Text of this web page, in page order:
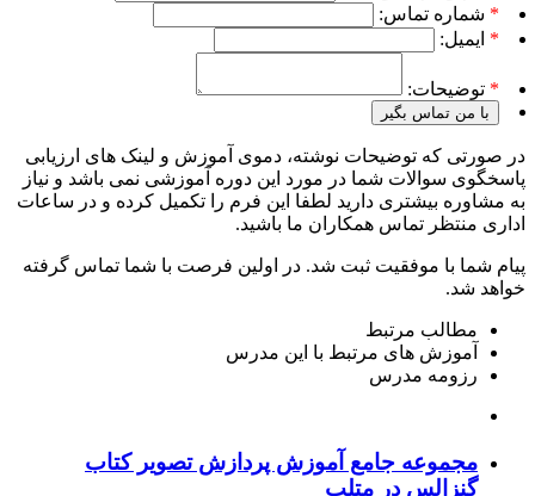
* شماره تماس:
* ایمیل:
* توضیحات:
با من تماس بگیر
در صورتی که توضیحات نوشته، دموی آموزش و لینک های ارزیابی
پاسخگوی سوالات شما در مورد این دوره آموزشی نمی باشد و نیاز
به مشاوره بیشتری دارید لطفا این فرم را تکمیل کرده و در ساعات
اداری منتظر تماس همکاران ما باشید.
پیام شما با موفقیت ثبت شد. در اولین فرصت با شما تماس گرفته
خواهد شد.
مطالب مرتبط
آموزش های مرتبط با این مدرس
رزومه مدرس
مجموعه جامع آموزش پردازش تصویر کتاب
گنزالس در متلب